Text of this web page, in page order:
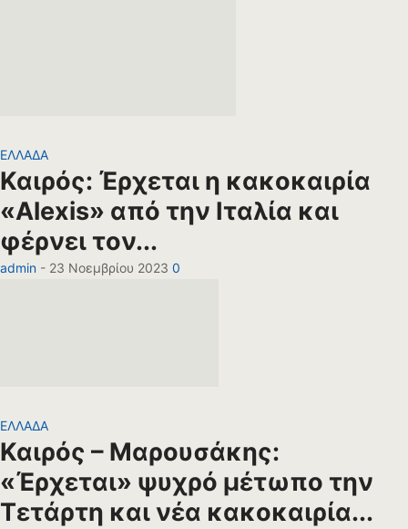
ΕΛΛΑΔΑ
Καιρός: Έρχεται η κακοκαιρία
«Alexis» από την Ιταλία και
φέρνει τον...
admin - 23 Νοεμβρίου 2023 0
ΕΛΛΑΔΑ
Καιρός – Μαρουσάκης:
«Έρχεται» ψυχρό μέτωπο την
Τετάρτη και νέα κακοκαιρία...